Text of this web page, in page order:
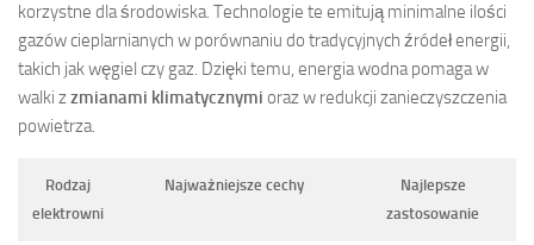
korzystne dla środowiska. Technologie te emitują minimalne ilości
gazów cieplarnianych w porównaniu do tradycyjnych źródeł energii,
takich jak węgiel czy gaz. Dzięki temu, energia wodna pomaga w
walki zzmianami klimatycznymi oraz w redukcji zanieczyszczenia
powietrza.
Rodzaj
elektrowni
Najważniejsze cechy
Najlepsze
zastosowanie